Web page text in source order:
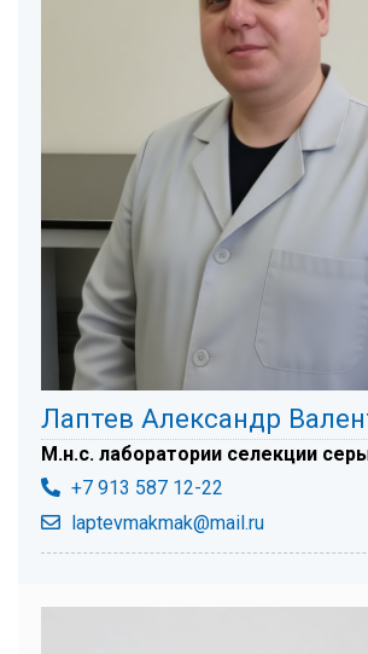
Лаптев Александр
М.н.с. лаборатории селекции
+7 913 587 12-22
laptevmakmak@mail.ru